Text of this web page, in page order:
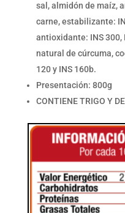
sal, almidón de maíz,
carne, estabilizante:
antioxidante: INS 300,
natural de cúrcuma,
120 y INS 160b.
Presentación: 800g
CONTIENE TRIGO Y